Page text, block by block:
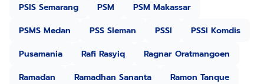
PSIS Semarang
PSM
PSM Makassar
PSMS Medan
PSS Sleman PSSI
PSSI Komdis
Pusamania
Rafi Rasyiq
Ragnar Oratmangoen
Ramadan
Ramadhan Sananta
Ramon Tanque